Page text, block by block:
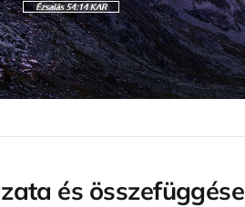
és összefüggése